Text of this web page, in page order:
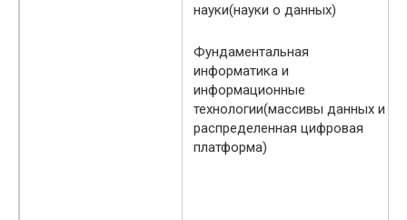
науки(науки о данных)
Фундаментальная
информатика и
информационные
технологии(массивы данных и
распределенная цифровая
платформа)